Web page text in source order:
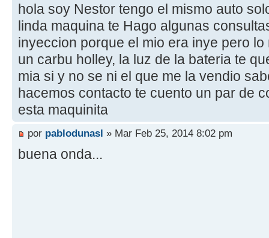
hola soy Nestor tengo el mismo auto
linda maquina te Hago algunas
inyeccion porque el mio era inye pero
un carbu holley, la luz de la bateria te
mia si y no se ni el que me la vendio
hacemos contacto te cuento un par de
esta maquinita
por pablodunasl » Mar Feb 25, 2014 8:02 pm
buena onda...